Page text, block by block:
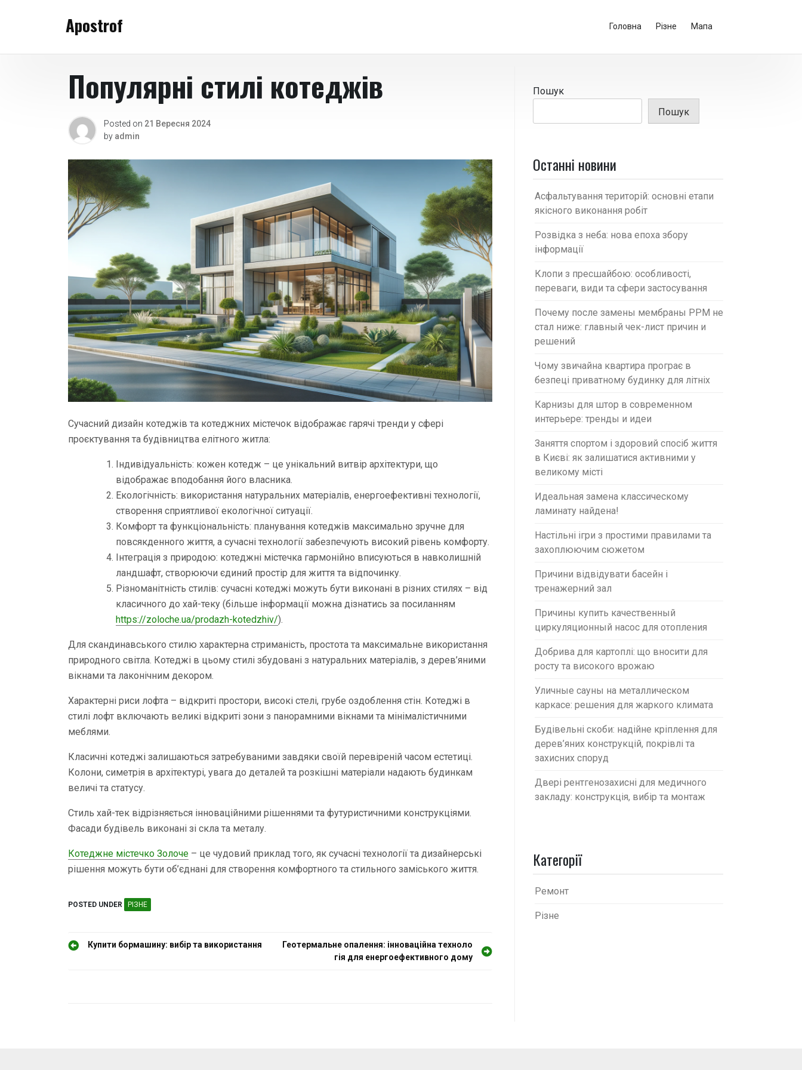
Apostrof Головна Різне Мапа
Популярні стилі котеджів
Posted on 21 Вересня 2024
by admin
Сучасний дизайн котеджів та котеджних містечок відображає гарячі тренди у сфері
проєктування та будівництва елітного житла:
Індивідуальність: кожен котедж – це унікальний витвір архітектури, що
відображає вподобання його власника.
Екологічність: використання натуральних матеріалів, енергоефективні технології,
створення сприятливої ​​екологічної ситуації.
Комфорт та функціональність: планування котеджів максимально зручне для
повсякденного життя, а сучасні технології забезпечують високий рівень комфорту.
Інтеграція з природою: котеджні містечка гармонійно вписуються в навколишній
ландшафт, створюючи єдиний простір для життя та відпочинку.
Різноманітність стилів: сучасні котеджі можуть бути виконані в різних стилях – від
класичного до хай-теку (більше інформації можна дізнатись за посиланням
https://zoloche.ua/prodazh-kotedzhiv/).
Для скандинавського стилю характерна стриманість, простота та максимальне використання
природного світла. Котеджі в цьому стилі збудовані з натуральних матеріалів, з дерев’яними
вікнами та лаконічним декором.
Характерні риси лофта – відкриті простори, високі стелі, грубе оздоблення стін. Котеджі в
стилі лофт включають великі відкриті зони з панорамними вікнами та мінімалістичними
меблями.
Класичні котеджі залишаються затребуваними завдяки своїй перевіреній часом естетиці.
Колони, симетрія в архітектурі, увага до деталей та розкішні матеріали надають будинкам
величі та статусу.
Стиль хай-тек відрізняється інноваційними рішеннями та футуристичними конструкціями.
Фасади будівель виконані зі скла та металу.
Котеджне містечко Золоче – це чудовий приклад того, як сучасні технології та дизайнерські
рішення можуть бути об’єднані для створення комфортного та стильного заміського життя.
POSTED UNDER РІЗНЕ
Н
Купити бормашину: вибір та використання
Геотермальне опалення: інноваційна техноло
гія для енергоефективного дому
Пошук
Пошук
Останні новини
Асфальтування територій: основні етапи
якісного виконання робіт
Розвідка з неба: нова епоха збору
інформації
Клопи з пресшайбою: особливості,
переваги, види та сфери застосування
Почему после замены мембраны PPM не
стал ниже: главный чек-лист причин и
решений
Чому звичайна квартира програє в
безпеці приватному будинку для літніх
Карнизы для штор в современном
интерьере: тренды и идеи
Заняття спортом і здоровий спосіб життя
в Києві: як залишатися активними у
великому місті
Идеальная замена классическому
ламинату найдена!
Настільні ігри з простими правилами та
захоплюючим сюжетом
Причини відвідувати басейн і
тренажерний зал
Причины купить качественный
циркуляционный насос для отопления
Добрива для картоплі: що вносити для
росту та високого врожаю
Уличные сауны на металлическом
каркасе: решения для жаркого климата
Будівельні скоби: надійне кріплення для
дерев’яних конструкцій, покрівлі та
захисних споруд
Двері рентгенозахисні для медичного
закладу: конструкція, вибір та монтаж
Категорії
Ремонт
Різне